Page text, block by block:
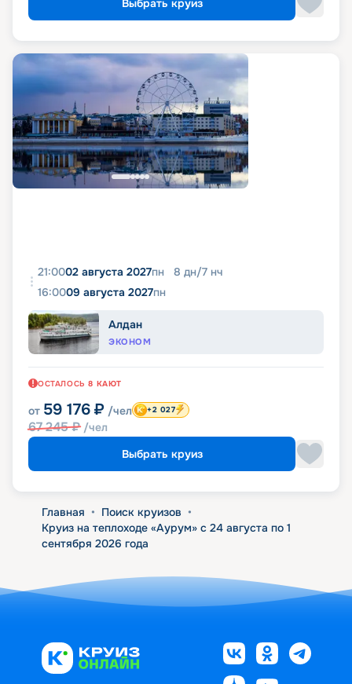
Выбрать круиз
21:0002 августа 2027пн 8 дн/7 нч
16:0009 августа 2027пн
Алдан
ЭКОНОМ
ОСТАЛОСЬ 8 КАЮТ
от 59 176 ₽ /чел
67 245₽ /чел
+2 027
Выбрать круиз
Главная • Поиск круизов •
Круиз на теплоходе «Аурум» с 24 августа по 1
сентября 2026 года